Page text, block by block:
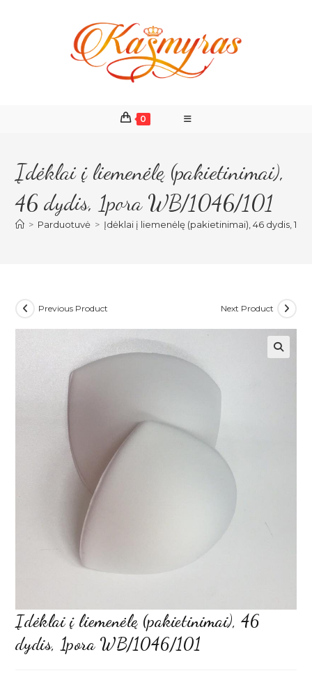
0
Įdėklai į liemenėlę (pakietinimai),
46 dydis, 1pora WB/1046/101
> Parduotuvė > Įdėklai į liemenėlę (pakietinimai), 46 dydis,
Previous Product Next Product
Įdėklai į liemenėlę (pakietinimai), 46
dydis, 1pora WB/1046/101